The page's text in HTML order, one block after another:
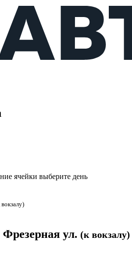
ячейки выберите день
вокзалу)
Фрезерная ул. (к вокзалу)